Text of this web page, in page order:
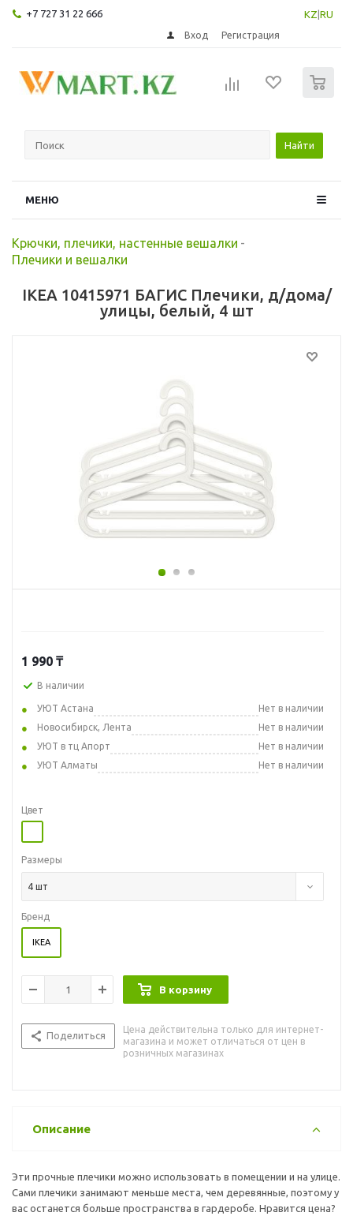
+7 727 31 22 666 KZ RU
Вход Регистрация
Найти
МЕНЮ
Крючки, плечики, настенные вешалки -
Плечики и вешалки
IKEA 10415971 БАГИС Плечики, д/дома/
улицы, белый, 4 шт
1 990 ₸
В наличии
УЮТ Астана
Нет в наличии
Новосибирск, Лента
Нет в наличии
УЮТ в тц Апорт
Нет в наличии
УЮТ Алматы
Нет в наличии
Цвет
Размеры
4 шт
Бренд
IKEA
В корзину
Поделиться
Цена действительна только для интернет-
магазина и может отличаться от цен в
розничных магазинах
Описание
Эти прочные плечики можно использовать в помещении и на улице.
Сами плечики занимают меньше места, чем деревянные, поэтому у
вас останется больше пространства в гардеробе. Нравится цена?